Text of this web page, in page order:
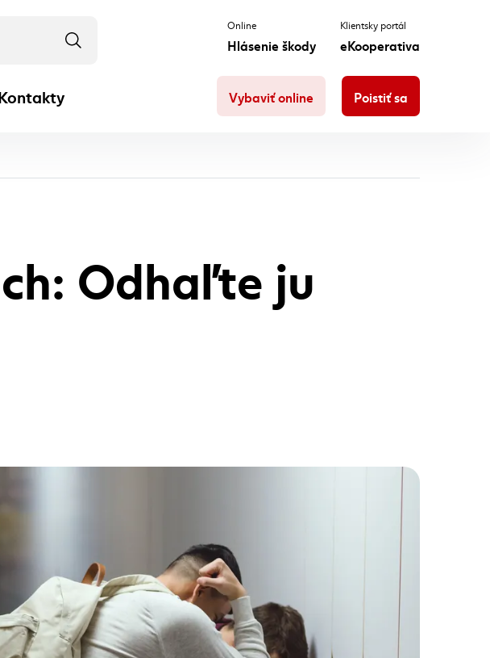
Online
Hlásenie škody
Klientsky portál
eKooperativa
Vybaviť online Poistiť sa
Odhaľte ju